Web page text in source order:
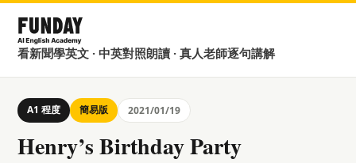
看新聞學英文 · 中英對照朗讀 · 真人老師逐句講解
A1 程度 簡易版 2021/01/19
Henry’s Birthday Party